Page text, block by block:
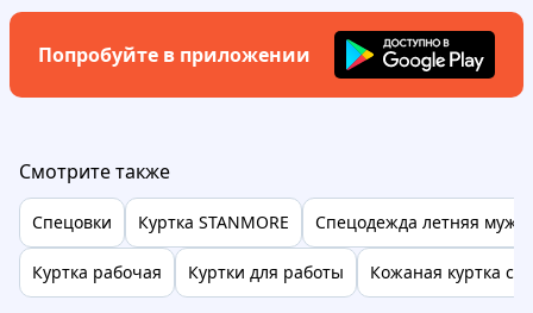
Попробуйте в приложении
Смотрите также
Спецовки Куртка STANMORE Спецодежда летняя
Куртка рабочая Куртки для работы Кожаная куртка с